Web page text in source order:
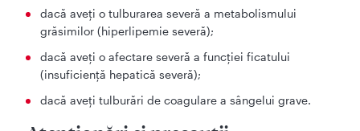
dacă aveţi o tulburarea severă a metabolismului
grăsimilor (hiperlipemie severă);
dacă aveţi o afectare severă a funcţiei ficatului
(insuficienţă hepatică severă);
dacă aveţi tulburări de coagulare a sângelui grave.